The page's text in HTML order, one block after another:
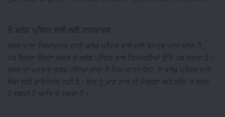
ਲਸਨ ਖਾਣਾ ਜਿਆਦਾਤਰ ਹਾਈ ਬਲੱਡ ਪ੍ਰੈਸ਼ਰ ਵਾਲੋਂ ਲਈ ਬੇਹਤਰ ਮਾਨਾ ਜਾਂਦਾ ਹੈ,
ਪਰ ਇਸਦਾ ਉਲਟਾ ਅਸਰ ਲੋ ਬਲੱਡ ਪ੍ਰੈਸ਼ਰ ਵਾਲੇ ਵਿਅਕਤੀਆਂ ਉੱਤੇ ਪੜ ਸਕਦਾ ਹੈ।
ਲਸਨ ਦਾ ਪ੍ਰਭਾਵ ਗਰਮ ਹੋਇਆ ਜਾਂਦਾ ਹੈ ਜਿਸ ਕਾਰਨ ਇਹ, ਲੋ ਬਲੱਡ ਪ੍ਰੈਸ਼ਰ ਵਾਲੇ
ਲੋਕਾਂ ਲਈ ਫਾਇਦੇਮੰਦ ਨਹੀਂ ਹੈ। ਇਸ ਨੂੰ ਖਾਣ ਨਾਲ ਜੀ ਮੱਚਲਣਾ ਅਤੇ ਸੀਨੇ 'ਤੇ ਜਲਨ
ਹੋ ਸਕਦੀ ਹੈ ਆਦਿ ਹੋ ਸਕਦਾ ਹੈ।